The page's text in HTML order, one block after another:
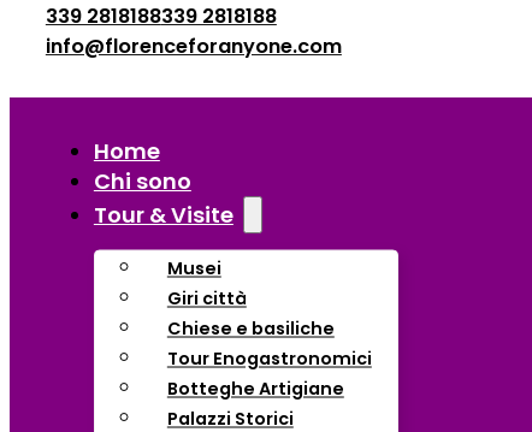
339 2818188339 2818188
info@florenceforanyone.com
Home
Chi sono
Tour & Visite
Musei
Giri città
Chiese e basiliche
Tour Enogastronomici
Botteghe Artigiane
Palazzi Storici